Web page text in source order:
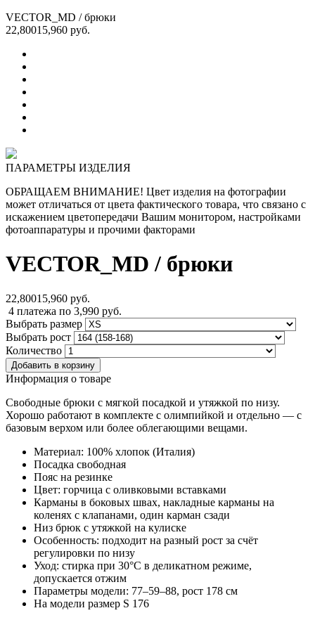
VECTOR_MD / брюки
22,80015,960 руб.
ПАРАМЕТРЫ ИЗДЕЛИЯ
ОБРАЩАЕМ ВНИМАНИЕ! Цвет изделия на фотографии
может отличаться от цвета фактического товара, что связано с
искажением цветопередачи Вашим монитором, настройками
фотоаппаратуры и прочими факторами
VECTOR_MD/ брюки
22,80015,960 руб.
4 платежа по 3,990 руб.
Выбрать размер
Выбрать рост
Количество
Информация о товаре
Свободные брюки с мягкой посадкой и утяжкой по низу.
Хорошо работают в комплекте с олимпийкой и отдельно — с
базовым верхом или более облегающими вещами.
Материал: 100% хлопок (Италия)
Посадка свободная
Пояс на резинке
Цвет: горчица с оливковыми вставками
Карманы в боковых швах, накладные карманы на
коленях с клапанами, один карман сзади
Низ брюк с утяжкой на кулиске
Особенность: подходит на разный рост за счёт
регулировки по низу
Уход: стирка при 30°C в деликатном режиме,
допускается отжим
Параметры модели: 77–59–88, рост 178 см
На модели размер S 176